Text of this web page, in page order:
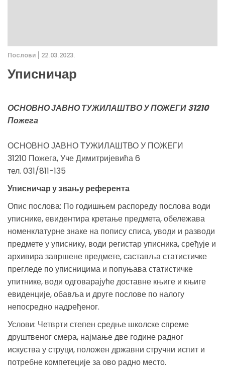
Послови 22.03.2023.
Уписничар
ОСНОВНО ЈАВНО ТУЖИЛАШТВО У ПОЖЕГИ 31210
Пожега
ОСНОВНО ЈАВНО ТУЖИЛАШТВО У ПОЖЕГИ
31210 Пожега, Уче Димитријевића 6
тел. 031/811-135
Уписничар у звању референта
Опис послова: По годишњем распореду послова води
уписнике, евидентира кретање предмета, обележава
номенклатурне знаке на попису списа, уводи и разводи
предмете у уписнику, води регистар уписника, сређује и
архивира завршене предмете, саставља статистичке
прегледе по уписницима и попуњава статистичке
упитнике, води одговарајуће доставне књиге и књиге
евиденције, обавља и друге послове по налогу
непосредно надређеног.
Услови: Четврти степен средње школске спреме
друштвеног смера, најмање две године радног
искуства у струци, положен државни стручни испит и
потребне компетеције за ово радно место.